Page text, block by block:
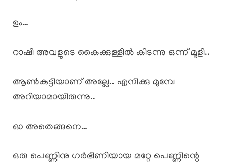
ഉം…
റാഷി അവളുടെ കൈക്കുള്ളിൽ കിടന്നു ഒന്ന് മൂളി..
ആൺകുട്ടിയാണ് അല്ലേ.. എനിക്കു മുമ്പേ
അറിയാമായിരുന്നു..
ഓ അതെങ്ങനെ…
ഒരു പെണ്ണിനു ഗർഭിണിയായ മറ്റേ പെണ്ണിന്റെ